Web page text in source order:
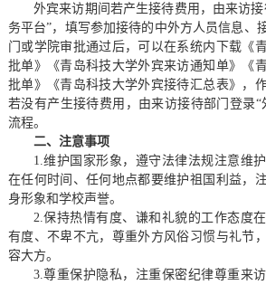
外宾来访期间若产生接待费用，由来访
务平台”，填写参加接待的中外方人员信息、
门或学院审批通过后，可以在系统内下载《
批单》《青岛科技大学外宾来访通知单》《
批单》《青岛科技大学外宾接待汇总表》，
若没有产生接待费用，由来访接待部门登录
流程。
二、注意事项
1.维护国家形象，遵守法律法规注意维
在任何时间、任何地点都要维护祖国利益，
身形象和学校声誉。
2.保持热情有度、谦和礼貌的工作态度
有度、不卑不亢，尊重外方风俗习惯与礼节
容大方。
3.尊重保护隐私，注重保密纪律尊重来